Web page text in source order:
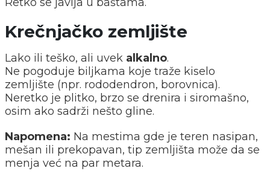
Retko se javlja u baštama.
Krečnjačko zemljište
Lako ili teško, ali uvek alkalno.
Ne pogoduje biljkama koje traže kiselo
zemljište (npr. rododendron, borovnica).
Neretko je plitko, brzo se drenira i siromašno,
osim ako sadrži nešto gline.
Napomena: Na mestima gde je teren nasipan,
mešan ili prekopavan, tip zemljišta može da se
menja već na par metara.